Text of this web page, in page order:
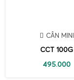
CÂN MINI
CCT 100G
495.000